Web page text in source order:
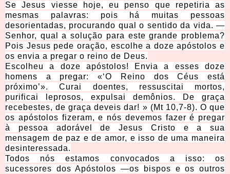
Se Jesus viesse hoje, eu penso que repetiria as
mesmas palavras: pois há muitas pessoas
desorientadas, procurando qual o sentido da vida. —
Senhor, qual a solução para este grande problema?
Pois Jesus pede oração, escolhe a doze apóstolos e
os envia a pregar o reino de Deus.
Escolheu a doze apóstolos! Envia a esses doze
homens a pregar: «‘O Reino dos Céus está
próximo’». Curai doentes, ressuscitai mortos,
purificai leprosos, expulsai demônios. De graça
recebestes, de graça deveis dar! » (Mt 10,7-8). O que
os apóstolos fizeram, e nós devemos fazer é pregar
à pessoa adorável de Jesus Cristo e a sua
mensagem de paz e de amor, e isso de uma maneira
desinteressada.
Todos nós estamos convocados a isso: os
sucessores dos Apóstolos —os bispos e os outros